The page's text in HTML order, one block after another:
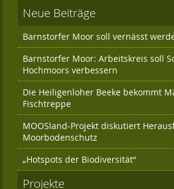
Neue Beiträge
Barnstorfer Moor soll vernässt
Barnstorfer Moor: Arbeitskreis soll
Hochmoors verbessern
Die Heiligenloher Beeke bekommt
Fischtreppe
MOOSland-Projekt diskutiert
Moorbodenschutz
„Hotspots der Biodiversität“
Projekte